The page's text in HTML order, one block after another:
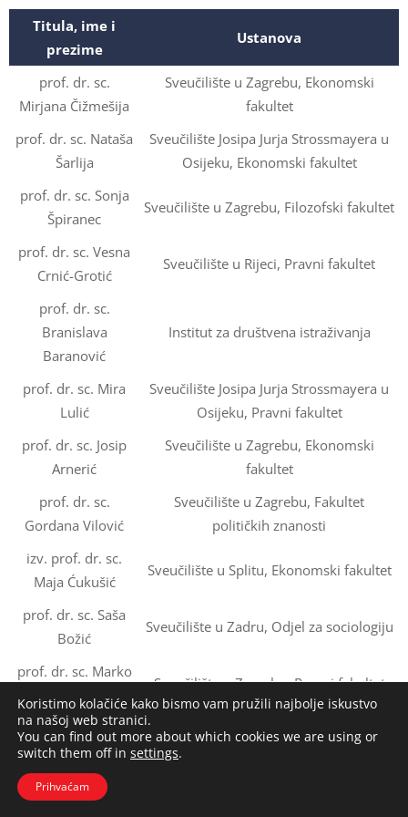
Titula, ime i
prezime
Ustanova
prof. dr. sc.
Mirjana Čižmešija
Sveučilište u Zagrebu, Ekonomski
fakultet
prof. dr. sc. Nataša
Šarlija
Sveučilište Josipa Jurja Strossmayera u
Osijeku, Ekonomski fakultet
prof. dr. sc. Sonja
Špiranec
Sveučilište u Zagrebu, Filozofski fakultet
prof. dr. sc. Vesna
Crnić-Grotić
Sveučilište u Rijeci, Pravni fakultet
prof. dr. sc.
Branislava
Baranović
Institut za društvena istraživanja
prof. dr. sc. Mira
Lulić
Sveučilište Josipa Jurja Strossmayera u
Osijeku, Pravni fakultet
prof. dr. sc. Josip
Arnerić
Sveučilište u Zagrebu, Ekonomski
fakultet
prof. dr. sc.
Gordana Vilović
Sveučilište u Zagrebu, Fakultet
političkih znanosti
izv. prof. dr. sc.
Maja Ćukušić
Sveučilište u Splitu, Ekonomski fakultet
prof. dr. sc. Saša
Božić
Sveučilište u Zadru, Odjel za sociologiju
prof. dr. sc. Marko
Petrak
Sveučilište u Zagrebu, Pravni fakultet
Koristimo kolačiće kako bismo vam pružili najbolje iskustvo
na našoj web stranici.
You can find out more about which cookies we are using or
switch them off in settings.
Prihvaćam